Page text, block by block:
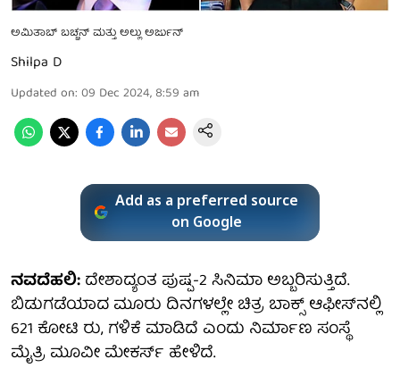
ಅಮಿತಾಬ್ ಬಚ್ಚನ್ ಮತ್ತು ಅಲ್ಲು ಅರ್ಜುನ್
Shilpa D
Updated on: 09 Dec 2024, 8:59 am
Add as a preferred source
on Google
ನವದೆಹಲಿ:ದೇಶಾದ್ಯಂತ ಪುಷ್ಪ-2 ಸಿನಿಮಾ ಅಬ್ಬರಿಸುತ್ತಿದೆ.
ಬಿಡುಗಡೆಯಾದ ಮೂರು ದಿನಗಳಲ್ಲೇ ಚಿತ್ರ ಬಾಕ್ಸ್‌ ಆಫೀಸ್‌ನಲ್ಲಿ
621 ಕೋಟಿ ರು, ಗಳಿಕೆ ಮಾಡಿದೆ ಎಂದು ನಿರ್ಮಾಣ ಸಂಸ್ಥೆ
ಮೈತ್ರಿ ಮೂವೀ ಮೇಕರ್ಸ್‌ ಹೇಳಿದೆ.